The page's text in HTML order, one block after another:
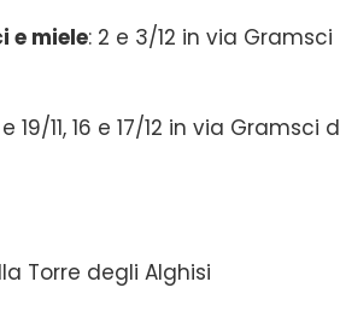
e miele: 2 e 3/12 in via Gramsci
e 19/11, 16 e 17/12 in via Gramsci
Torre degli Alghisi